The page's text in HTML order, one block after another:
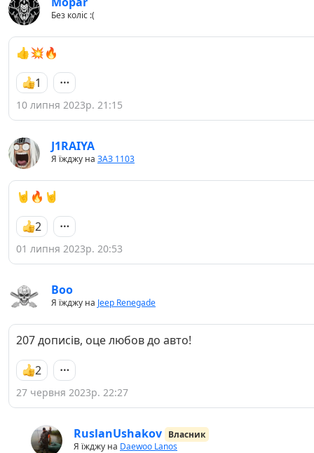
Без коліс :(
👍💥🔥
1
10 липня 2023р. 21:15
J1RAIYA
Я їжджу на ЗАЗ 1103
🤘🔥🤘
2
01 липня 2023р. 20:53
Boo
Я їжджу на Jeep Renegade
207 дописів, оце любов до авто!
2
27 червня 2023р. 22:27
RuslanUshakov Власник
Я їжджу на Daewoo Lanos